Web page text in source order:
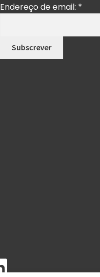
Endereço de email: *